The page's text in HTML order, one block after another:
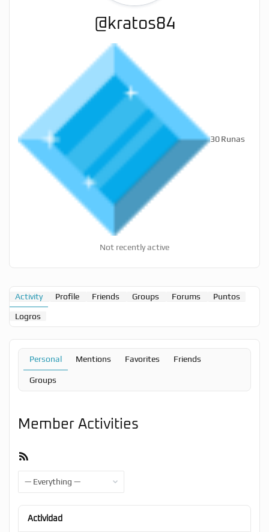
@kratos84
30Runas
Not recently active
Activity Profile Friends Groups Forums Puntos
Logros
Personal Mentions Favorites Friends
Groups
Member Activities
Actividad